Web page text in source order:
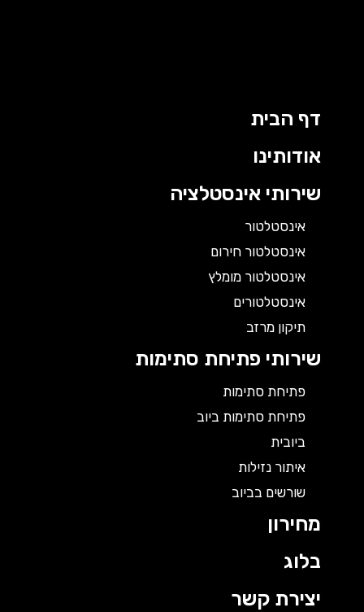
דף הבית
אודותינו
שירותי אינסטלציה
אינסטלטור
אינסטלטור חירום
אינסטלטור מומלץ
אינסטלטורים
תיקון מרזב
שירותי פתיחת סתימות
פתיחת סתימות
פתיחת סתימות ביוב
ביובית
איתור נזילות
שורשים בביוב
מחירון
בלוג
יצירת קשר